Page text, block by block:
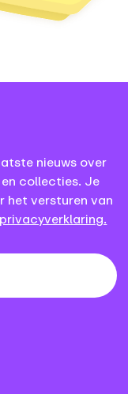
nieuws over
collecties. Je
het versturen van
privacyverklaring.